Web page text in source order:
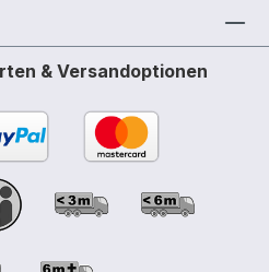
& Versandoptionen